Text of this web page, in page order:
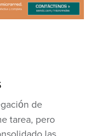
de
tarea, pero